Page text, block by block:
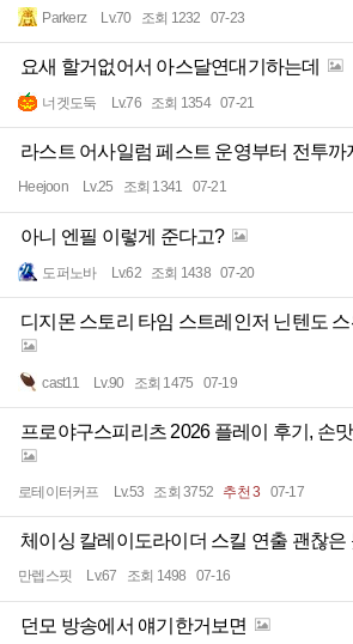
Parkerz Lv.70 조회 1232 07-23
요새 할거없어서 아스달연대기하는데
너겟도둑 Lv.76 조회 1354 07-21
라스트 어사일럼 페스트 운영부터 전투까
Heejoon Lv.25 조회 1341 07-21
아니 엔필 이렇게 준다고?
도퍼노바 Lv.62 조회 1438 07-20
디지몬 스토리 타임 스트레인저 닌텐도
cast11 Lv.90 조회 1475 07-19
프로야구스피리츠 2026 플레이 후기, 손
로테이터커프 Lv.53 조회 3752 추천 3 07-17
체이싱 칼레이도라이더 스킬 연출 괜찮은
만렙스핏 Lv.67 조회 1498 07-16
던모 방송에서 얘기한거보면